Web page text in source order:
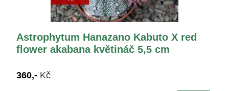
Astrophytum Hanazano Kabuto X red
flower akabana květináč 5,5 cm
360,- Kč